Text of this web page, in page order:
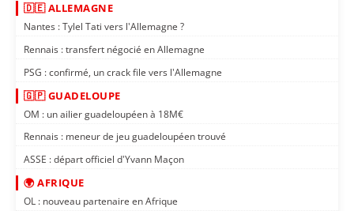
🇩🇪 ALLEMAGNE
Nantes : Tylel Tati vers l'Allemagne ?
Rennais : transfert négocié en Allemagne
PSG : confirmé, un crack file vers l'Allemagne
🇬🇵 GUADELOUPE
OM : un ailier guadeloupéen à 18M€
Rennais : meneur de jeu guadeloupéen trouvé
ASSE : départ officiel d'Yvann Maçon
🌍 AFRIQUE
OL : nouveau partenaire en Afrique